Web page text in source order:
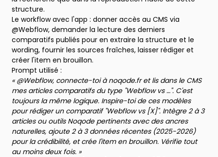
structure.
Le workflow avec l'app : donner accès au CMS via
@Webflow, demander la lecture des derniers
comparatifs publiés pour en extraire la structure et le
wording, fournir les sources fraîches, laisser rédiger et
créer l'item en brouillon.
Prompt utilisé :
« @Webflow, connecte-toi à noqode.fr et lis dans le CMS
mes articles comparatifs du type "Webflow vs …". C'est
toujours la même logique. Inspire-toi de ces modèles
pour rédiger un comparatif "Webflow vs [X]". Intègre 2 à 3
articles ou outils Noqode pertinents avec des ancres
naturelles, ajoute 2 à 3 données récentes (2025-2026)
pour la crédibilité, et crée l'item en brouillon. Vérifie tout
au moins deux fois. »